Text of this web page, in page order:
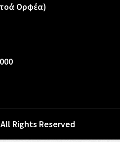
Ορφέα)
Rights Reserved